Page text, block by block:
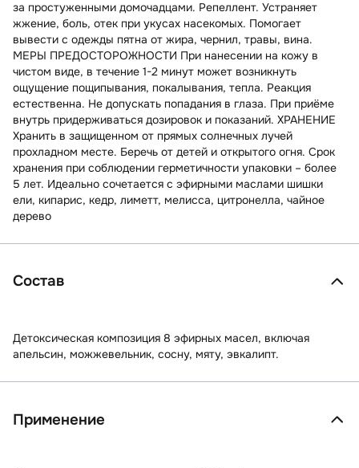
за простуженными домочадцами. Репеллент. Устраняет
жжение, боль, отек при укусах насекомых. Помогает
вывести с одежды пятна от жира, чернил, травы, вина.
МЕРЫ ПРЕДОСТОРОЖНОСТИ При нанесении на кожу в
чистом виде, в течение 1-2 минут может возникнуть
ощущение пощипывания, покалывания, тепла. Реакция
естественна. Не допускать попадания в глаза. При приёме
внутрь придерживаться дозировок и показаний. ХРАНЕНИЕ
Хранить в защищенном от прямых солнечных лучей
прохладном месте. Беречь от детей и открытого огня. Срок
хранения при соблюдении герметичности упаковки – более
5 лет. Идеально сочетается с эфирными маслами шишки
ели, кипарис, кедр, лиметт, мелисса, цитронелла, чайное
дерево
Состав
Детоксическая композиция 8 эфирных масел, включая
апельсин, можжевельник, сосну, мяту, эвкалипт.
Применение